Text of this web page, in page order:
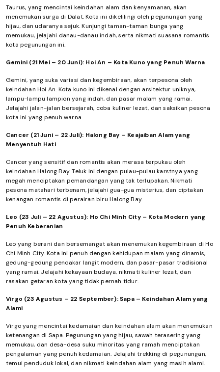
Taurus, yang mencintai keindahan alam dan kenyamanan, akan
menemukan surga di Dalat. Kota ini dikelilingi oleh pegunungan yang
hijau, dan udaranya sejuk. Kunjungi taman-taman bunga yang
memukau, jelajahi danau-danau indah, serta nikmati suasana romantis
kota pegunungan ini.
Gemini (21 Mei – 20 Juni): Hoi An – Kota Kuno yang Penuh Warna
Gemini, yang suka variasi dan kegembiraan, akan terpesona oleh
keindahan Hoi An. Kota kuno ini dikenal dengan arsitektur uniknya,
lampu-lampu lampion yang indah, dan pasar malam yang ramai.
Jelajahi jalan-jalan bersejarah, coba kuliner lezat, dan saksikan pesona
kota ini yang penuh warna.
Cancer (21 Juni – 22 Juli): Halong Bay – Keajaiban Alam yang
Menyentuh Hati
Cancer yang sensitif dan romantis akan merasa terpukau oleh
keindahan Halong Bay. Teluk ini dengan pulau-pulau karstnya yang
megah menciptakan pemandangan yang tak terlupakan. Nikmati
pesona matahari terbenam, jelajahi gua-gua misterius, dan ciptakan
kenangan romantis di perairan biru Halong Bay.
Leo (23 Juli – 22 Agustus): Ho Chi Minh City – Kota Modern yang
Penuh Keberanian
Leo yang berani dan bersemangat akan menemukan kegembiraan di Ho
Chi Minh City. Kota ini penuh dengan kehidupan malam yang dinamis,
gedung-gedung pencakar langit modern, dan pasar-pasar tradisional
yang ramai. Jelajahi kekayaan budaya, nikmati kuliner lezat, dan
rasakan getaran kota yang tidak pernah tidur.
Virgo (23 Agustus – 22 September): Sapa – Keindahan Alam yang
Alami
Virgo yang mencintai kedamaian dan keindahan alam akan menemukan
ketenangan di Sapa. Pegunungan yang hijau, sawah terasering yang
memukau, dan desa-desa suku minoritas yang ramah menciptakan
pengalaman yang penuh kedamaian. Jelajahi trekking di pegunungan,
temui penduduk lokal, dan nikmati keindahan alam yang masih alami.